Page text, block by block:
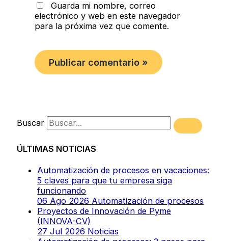
Guarda mi nombre, correo
electrónico y web en este navegador
para la próxima vez que comente.
Buscar
ÚLTIMAS NOTICIAS
Automatización de procesos en vacaciones:
5 claves para que tu empresa siga
funcionando
06 Ago 2026 Automatización de procesos
Proyectos de Innovación de Pyme
(INNOVA-CV)
27 Jul 2026 Noticias